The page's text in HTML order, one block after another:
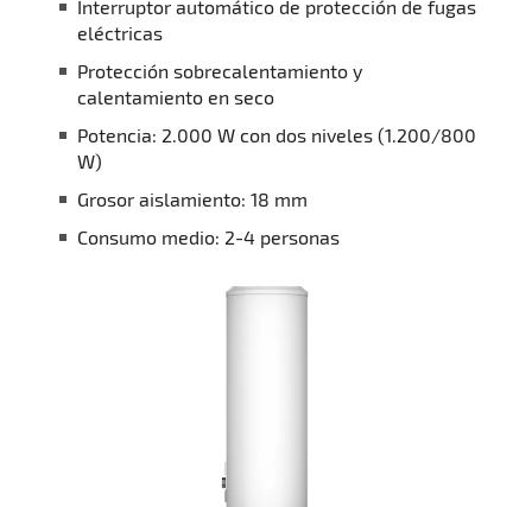
Interruptor automático de protección de fugas
eléctricas
Protección sobrecalentamiento y
calentamiento en seco
Potencia: 2.000 W con dos niveles (1.200/800
W)
Grosor aislamiento: 18 mm
Consumo medio: 2-4 personas